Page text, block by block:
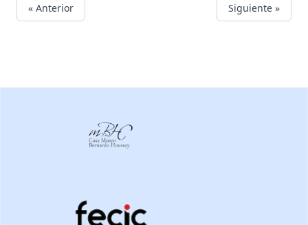
« Anterior Siguiente »